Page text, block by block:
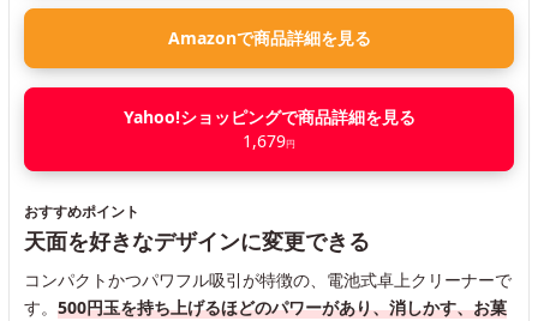
Amazonで商品詳細を見る
Yahoo!ショッピングで商品詳細を見る
1,679円
おすすめポイント
天面を好きなデザインに変更できる
コンパクトかつパワフル吸引が特徴の、電池式卓上クリーナーで
す。 500円玉を持ち上げるほどのパワーがあり、消しかす、お菓